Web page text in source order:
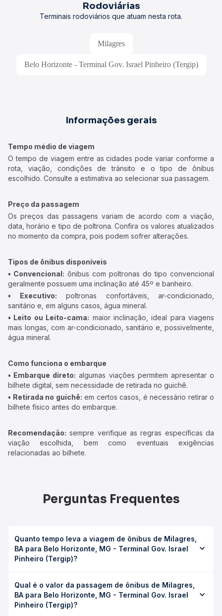
Rodoviárias
Terminais rodoviários que atuam nesta rota.
Milagres
Belo Horizonte - Terminal Gov. Israel Pinheiro (Tergip)
Informações gerais
Tempo médio de viagem
O tempo de viagem entre as cidades pode variar conforme a
rota, viação, condições de trânsito e o tipo de ônibus
escolhido. Consulte a estimativa ao selecionar sua passagem.
Preço da passagem
Os preços das passagens variam de acordo com a viação,
data, horário e tipo de poltrona. Confira os valores atualizados
no momento da compra, pois podem sofrer alterações.
Tipos de ônibus disponíveis
• Convencional: ônibus com poltronas do tipo convencional
geralmente possuem uma inclinação até 45º e banheiro.
• Executivo: poltronas confortáveis, ar-condicionado,
sanitário e, em alguns casos, água mineral.
• Leito ou Leito-cama: maior inclinação, ideal para viagens
mais longas, com ar-condicionado, sanitário e, possivelmente,
água mineral.
Como funciona o embarque
• Embarque direto: algumas viações permitem apresentar o
bilhete digital, sem necessidade de retirada no guichê.
• Retirada no guichê: em certos casos, é necessário retirar o
bilhete físico antes do embarque.
Recomendação: sempre verifique as regras específicas da
viação escolhida, bem como eventuais exigências
relacionadas ao bilhete.
Perguntas Frequentes
Quanto tempo leva a viagem de ônibus de Milagres,
BA para Belo Horizonte, MG - Terminal Gov. Israel
Pinheiro (Tergip)?
MG - Terminal Gov. Israel Pinheiro (Tergip) leva em média
23h 7min, podendo variar conforme a viação, o tipo de
serviço (convencional, executivo ou leito) e as condições
Qual é o valor da passagem de ônibus de Milagres,
BA para Belo Horizonte, MG - Terminal Gov. Israel
Pinheiro (Tergip)?